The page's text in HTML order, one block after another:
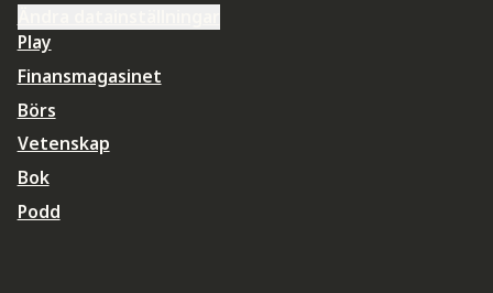
Play
Finansmagasinet
Börs
Vetenskap
Bok
Podd